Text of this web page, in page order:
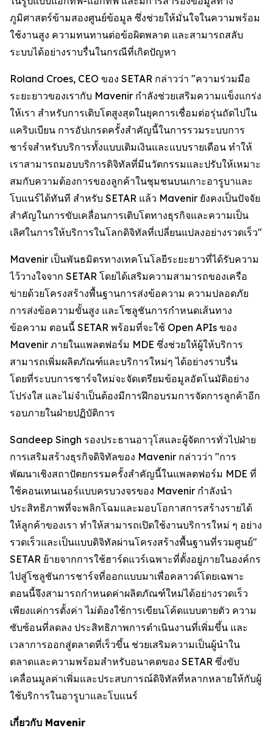
ภูมิศาสตร์ข้ามสองศูนย์ข้อมูล ซึ่งช่วยให้มั่นใจในความพร้อม
ใช้งานสูง ความทนทานต่อข้อผิดพลาด และสามารถสลับ
ระบบได้อย่างราบรื่นในกรณีที่เกิดปัญหา
Roland Croes, CEO ของ SETAR กล่าวว่า "ความร่วมมือ
ระยะยาวของเรากับ Mavenir กำลังช่วยเสริมความแข็งแกร่ง
ให้เรา สำหรับการเติบโตสูงสุดในยุคการเชื่อมต่อรุ่นถัดไปใน
แคริบเบียน การอัปเกรดครั้งสำคัญนี้ในการรวมระบบการ
ชาร์จสำหรับบริการทั้งแบบเติมเงินและแบบรายเดือน ทำให้
เราสามารถมอบบริการดิจิทัลที่มีนวัตกรรมและปรับให้เหมาะ
สมกับความต้องการของลูกค้าในชุมชนบนเกาะอารูบาและ
โบแนร์ได้ทันที สำหรับ SETAR แล้ว Mavenir ยังคงเป็นปัจจัย
สำคัญในการขับเคลื่อนการเติบโตทางธุรกิจและความเป็น
เลิศในการให้บริการในโลกดิจิทัลที่เปลี่ยนแปลงอย่างรวดเร็ว"
Mavenir เป็นพันธมิตรทางเทคโนโลยีระยะยาวที่ได้รับความ
ไว้วางใจจาก SETAR โดยได้เสริมความสามารถของเครือ
ข่ายด้วยโครงสร้างพื้นฐานการส่งข้อความ ความปลอดภัย
การส่งข้อความขั้นสูง และโซลูชันการกำหนดเส้นทาง
ข้อความ ตอนนี้ SETAR พร้อมที่จะใช้ Open APIs ของ
Mavenir ภายในแพลตฟอร์ม MDE ซึ่งช่วยให้ผู้ให้บริการ
สามารถเพิ่มผลิตภัณฑ์และบริการใหม่ๆ ได้อย่างราบรื่น
โดยที่ระบบการชาร์จใหม่จะจัดเตรียมข้อมูลอัตโนมัติอย่าง
โปร่งใส และไม่จำเป็นต้องมีการฝึกอบรมการจัดการลูกค้าอีก
รอบภายในฝ่ายปฏิบัติการ
Sandeep Singh รองประธานอาวุโสและผู้จัดการทั่วไปฝ่าย
การเสริมสร้างธุรกิจดิจิทัลของ Mavenir กล่าวว่า "การ
พัฒนาเชิงสถาปัตยกรรมครั้งสำคัญนี้ในแพลตฟอร์ม MDE ที่
ใช้คอนเทนเนอร์แบบครบวงจรของ Mavenir กำลังนำ
ประสิทธิภาพที่จะพลิกโฉมและมอบโอกาสการสร้างรายได้
ให้ลูกค้าของเรา ทำให้สามารถเปิดใช้งานบริการใหม่ ๆ อย่าง
รวดเร็วและเป็นแบบดิจิทัลผ่านโครงสร้างพื้นฐานที่รวมศูนย์"
SETAR ย้ายจากการใช้ฮาร์ดแวร์เฉพาะที่ตั้งอยู่ภายในองค์กร
ไปสู่โซลูชันการชาร์จที่ออกแบบมาเพื่อคลาวด์โดยเฉพาะ
ตอนนี้จึงสามารถกำหนดค่าผลิตภัณฑ์ใหม่ได้อย่างรวดเร็ว
เพียงแค่การตั้งค่า ไม่ต้องใช้การเขียนโค้ดแบบตายตัว ความ
ซับซ้อนที่ลดลง ประสิทธิภาพการดำเนินงานที่เพิ่มขึ้น และ
เวลาการออกสู่ตลาดที่เร็วขึ้น ช่วยเสริมความเป็นผู้นำใน
ตลาดและความพร้อมสำหรับอนาคตของ SETAR ซึ่งขับ
เคลื่อนมูลค่าเพิ่มและประสบการณ์ดิจิทัลที่หลากหลายให้กับผู้
ใช้บริการในอารูบาและโบแนร์
เกี่ยวกับ Mavenir